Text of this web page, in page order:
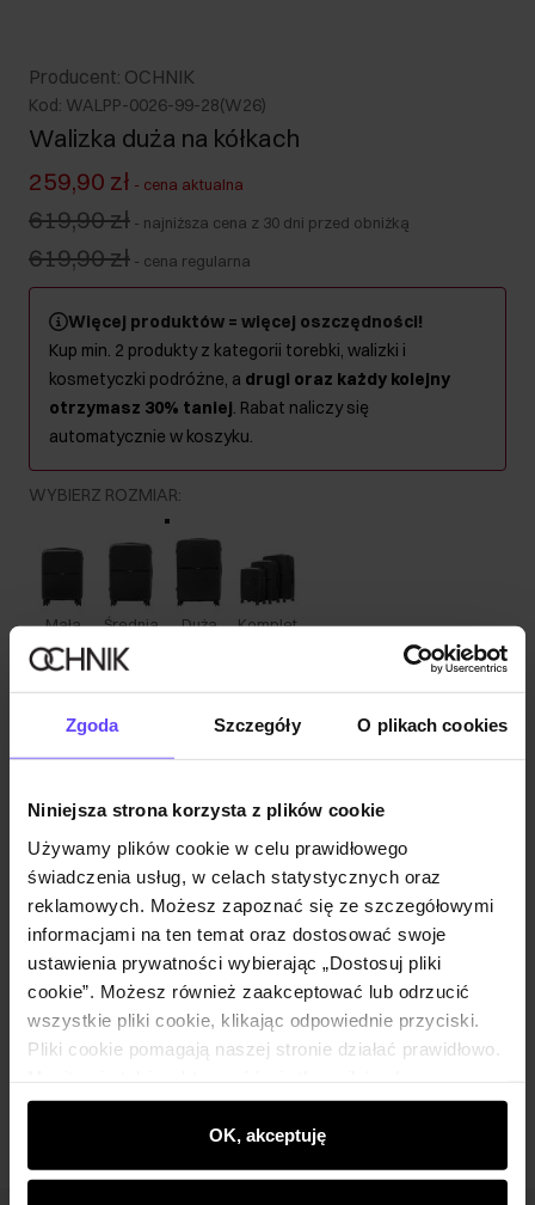
Zgoda Szczegóły O plikach cookies
Niniejsza strona korzysta z plików cookie
Używamy plików cookie w celu prawidłowego
świadczenia usług, w celach statystycznych oraz
reklamowych. Możesz zapoznać się ze szczegółowymi
informacjami na ten temat oraz dostosować swoje
ustawienia prywatności wybierając „Dostosuj pliki
cookie”. Możesz również zaakceptować lub odrzucić
wszystkie pliki cookie, klikając odpowiednie przyciski.
Pliki cookie pomagają naszej stronie działać prawidłowo.
wyświetlać im dopasowane do ich preferencji treści,
rekomendacje oraz komunikaty reklamowe informujące o
najnowszych promocjach w e-sklepie. Informacje o tym,
OK, akceptuję
Producent: OCHNIK
Kod: WALPP-0026-99-28(W26)
Walizka duża na kółkach
259,90 zł - cena aktualna
619,90 zł - najniższa cena z 30 dni przed obniżką
619,90 zł - cena regularna
Więcej produktów = więcej oszczędności!
Kup min. 2 produkty z kategorii torebki, walizki i
kosmetyczki podróżne, a drugi oraz każdy kolejny
otrzymasz 30% taniej. Rabat naliczy się
automatycznie w koszyku.
WYBIERZ ROZMIAR:
Mała Średnia Duża Komplet
Kolor:
Opis produktu
Szczegóły
Skład i wymiary